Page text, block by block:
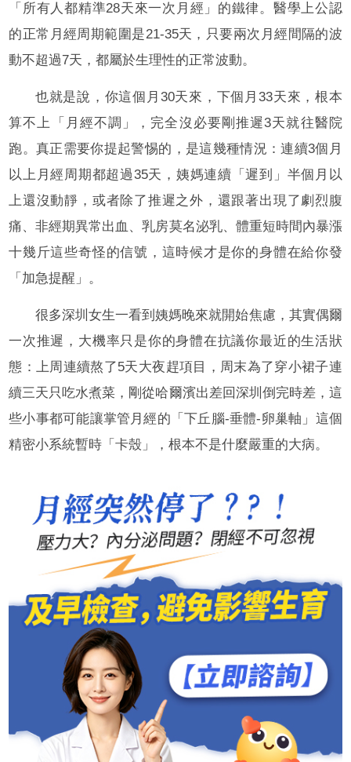
「所有人都精準28天來一次月經」的鐵律。醫學上公認
的正常月經周期範圍是21-35天，只要兩次月經間隔的波
動不超過7天，都屬於生理性的正常波動。
也就是說，你這個月30天來，下個月33天來，根本
算不上「月經不調」，完全沒必要剛推遲3天就往醫院
跑。真正需要你提起警惕的，是這幾種情況：連續3個月
以上月經周期都超過35天，姨媽連續「遲到」半個月以
上還沒動靜，或者除了推遲之外，還跟著出現了劇烈腹
痛、非經期異常出血、乳房莫名泌乳、體重短時間內暴漲
十幾斤這些奇怪的信號，這時候才是你的身體在給你發
「加急提醒」。
很多深圳女生一看到姨媽晚來就開始焦慮，其實偶爾
一次推遲，大機率只是你的身體在抗議你最近的生活狀
態：上周連續熬了5天大夜趕項目，周末為了穿小裙子連
續三天只吃水煮菜，剛從哈爾濱出差回深圳倒完時差，這
些小事都可能讓掌管月經的「下丘腦-垂體-卵巢軸」這個
精密小系統暫時「卡殼」，根本不是什麼嚴重的大病。